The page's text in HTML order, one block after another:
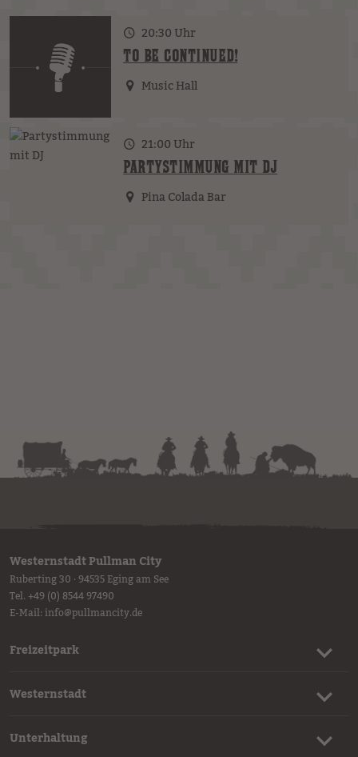
20:30 Uhr
TO BE CONTINUED!
Music Hall
21:00 Uhr
PARTYSTIMMUNG MIT DJ
Pina Colada Bar
Westernstadt Pullman City
Ruberting 30 · 94535 Eging am See
Tel. +49 (0) 8544 97490
E-Mail:info@pullmancity.de
Freizeitpark
Westernstadt
Unterhaltung